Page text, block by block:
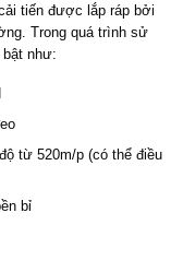
tiến được lắp ráp bởi
Trong quá trình sử
như:
từ 520m/p (có thể điều
bỉ